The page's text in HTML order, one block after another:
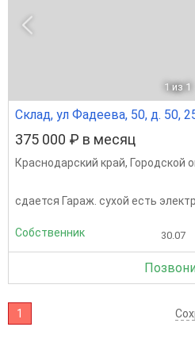
1 из 1
Склад, ул Фадеева, 50, д. 50,
375 000 ₽ в месяц
Краснодарский край, Городской
сдается Гараж. сухой есть
Собственник 30.07
1